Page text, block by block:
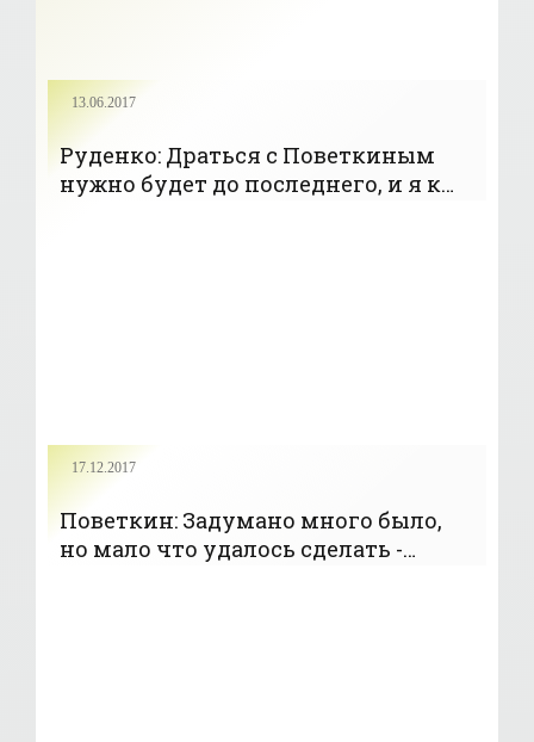
13.06.2017
Руденко: Драться с Поветкиным
нужно будет до последнего, и я к
17.12.2017
Поветкин: Задумано много было,
но мало что удалось сделать -